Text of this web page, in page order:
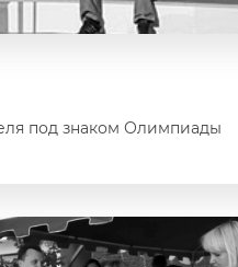
под знаком Олимпиады